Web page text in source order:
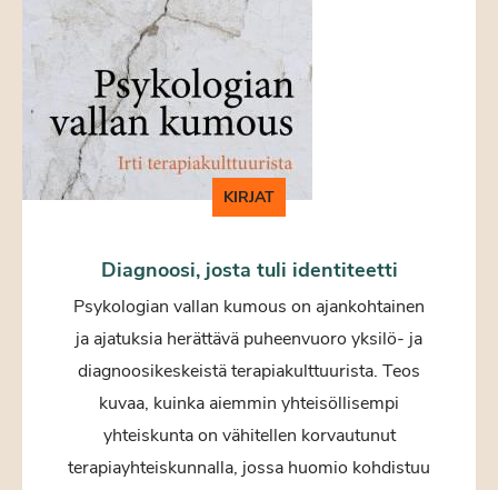
KIRJAT
Diagnoosi, josta tuli identiteetti
Psykologian vallan kumous on ajankohtainen
ja ajatuksia herättävä puheenvuoro yksilö- ja
diagnoosikeskeistä terapiakulttuurista. Teos
kuvaa, kuinka aiemmin yhteisöllisempi
yhteiskunta on vähitellen korvautunut
terapiayhteiskunnalla, jossa huomio kohdistuu